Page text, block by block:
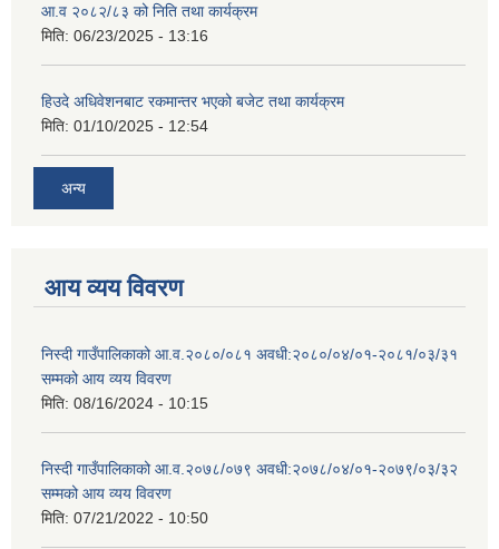
आ.व २०८२/८३ को निति तथा कार्यक्रम
मिति: 06/23/2025 - 13:16
हिउदे अधिवेशनबाट रकमान्तर भएको बजेट तथा कार्यक्रम
मिति: 01/10/2025 - 12:54
अन्य
आय व्यय विवरण
निस्दी गाउँपालिकाको आ.व.२०८०/०८१ अवधी:२०८०/०४/०१-२०८१/०३/३१
सम्मको आय व्यय विवरण
मिति: 08/16/2024 - 10:15
निस्दी गाउँपालिकाको आ.व.२०७८/०७९ अवधी:२०७८/०४/०१-२०७९/०३/३२
सम्मको आय व्यय विवरण
मिति: 07/21/2022 - 10:50